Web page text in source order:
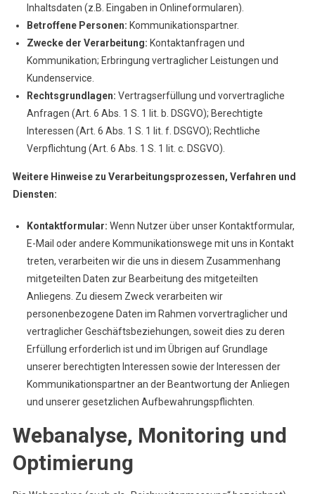
Inhaltsdaten (z.B. Eingaben in Onlineformularen).
Betroffene Personen: Kommunikationspartner.
Zwecke der Verarbeitung: Kontaktanfragen und
Kommunikation; Erbringung vertraglicher Leistungen und
Kundenservice.
Rechtsgrundlagen: Vertragserfüllung und vorvertragliche
Anfragen (Art. 6 Abs. 1 S. 1 lit. b. DSGVO); Berechtigte
Interessen (Art. 6 Abs. 1 S. 1 lit. f. DSGVO); Rechtliche
Verpflichtung (Art. 6 Abs. 1 S. 1 lit. c. DSGVO).
Weitere Hinweise zu Verarbeitungsprozessen, Verfahren und
Diensten:
Kontaktformular: Wenn Nutzer über unser Kontaktformular,
E-Mail oder andere Kommunikationswege mit uns in Kontakt
treten, verarbeiten wir die uns in diesem Zusammenhang
mitgeteilten Daten zur Bearbeitung des mitgeteilten
Anliegens. Zu diesem Zweck verarbeiten wir
personenbezogene Daten im Rahmen vorvertraglicher und
vertraglicher Geschäftsbeziehungen, soweit dies zu deren
Erfüllung erforderlich ist und im Übrigen auf Grundlage
unserer berechtigten Interessen sowie der Interessen der
Kommunikationspartner an der Beantwortung der Anliegen
und unserer gesetzlichen Aufbewahrungspflichten.
Webanalyse, Monitoring und
Optimierung